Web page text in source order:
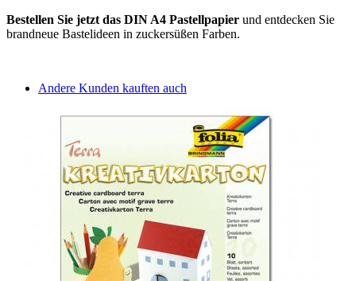
Bestellen Sie jetzt das DIN A4 Pastellpapier und entdecken Sie
brandneue Bastelideen in zuckersüßen Farben.
Andere Kunden kauften auch